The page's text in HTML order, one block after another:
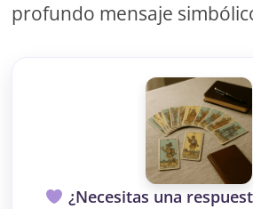
profundo mensaje
¿Necesitas una